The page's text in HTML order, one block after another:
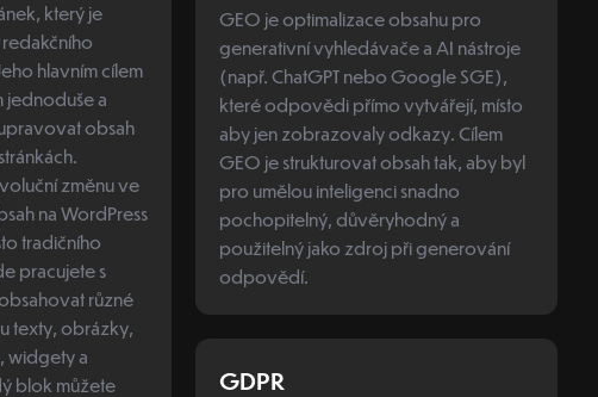
který je
hlavním cílem
jednoduše a
obsah
změnu ve
na WordPress
tradičního
pracujete s
různé
texty, obrázky,
widgety a
blok můžete
GEO je optimalizace obsahu pro
generativní vyhledávače a AI nástroje
(např. ChatGPT nebo Google SGE),
které odpovědi přímo vytvářejí, místo
aby jen zobrazovaly odkazy. Cílem
GEO je strukturovat obsah tak, aby byl
pro umělou inteligenci snadno
pochopitelný, důvěryhodný a
použitelný jako zdroj při generování
odpovědí.
GDPR